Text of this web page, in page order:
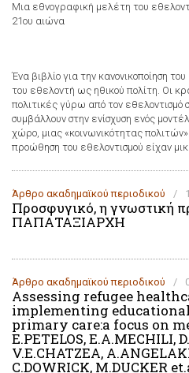
Μια εθνογραφική μελέτη του
21ου αιώνα
Ένα βιβλίο για την κανονικοποίηση
του εθελοντή ως ηθικού πολίτη. Οι
πολιτικές γύρω από τον εθελοντισμό
συμβάλλουν στην ενίσχυση ενός
χώρο, μιας «κοινωνικότητας
προώθηση του εθελοντισμού είχαν
Άρθρο ακαδημαϊκoύ περιοδικού /
Προσφυγικό, η γνωστική
ΠΑΠΑΤΑΞΙΑΡΧΗ
Άρθρο ακαδημαϊκoύ περιοδικού /
Assessing refugee
implementing
primary care:a focus on
E.PETELOS, E.A.MECHILI,
V.E.CHATZEA,
C.DOWRICK, M.DUCKER